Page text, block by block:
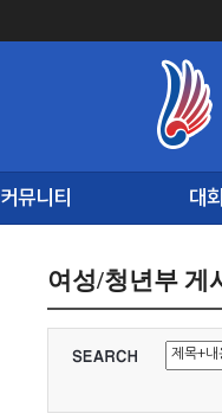
커뮤니티 대
여성/청년부 게